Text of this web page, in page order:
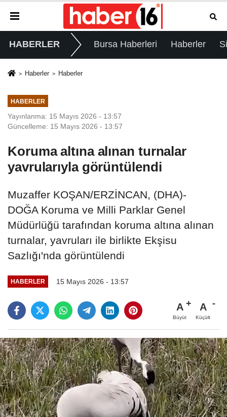
HABERLER Bursa Haberleri Haberler
Haberler Haberler
HABERLER
Yayınlanma: 15 Mayıs 2026 - 13:57
Güncelleme: 15 Mayıs 2026 - 13:57
Koruma altına alınan turnalar
yavrularıyla görüntülendi
Muzaffer KOŞAN/ERZİNCAN, (DHA)-
DOĞA Koruma ve Milli Parklar Genel
Müdürlüğü tarafından koruma altına alınan
turnalar, yavruları ile birlikte Ekşisu
Sazlığı'nda görüntülendi
HABERLER 15 Mayıs 2026 - 13:57
A
Büyüt
A
Küçült